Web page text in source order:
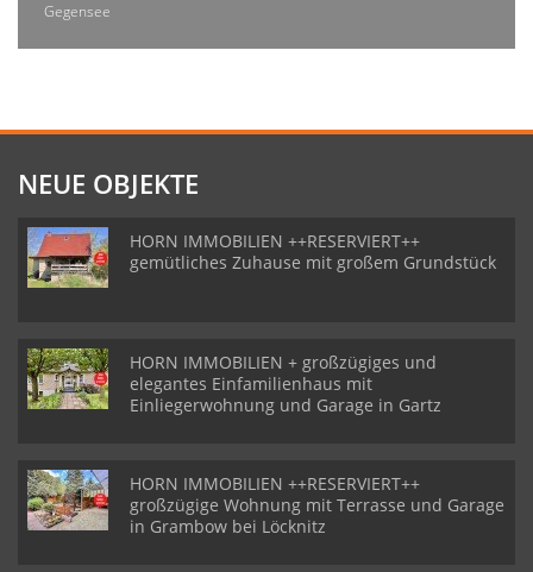
Gegensee
NEUE OBJEKTE
HORN IMMOBILIEN ++RESERVIERT++
gemütliches Zuhause mit großem Grundstück
HORN IMMOBILIEN + großzügiges und
elegantes Einfamilienhaus mit
Einliegerwohnung und Garage in Gartz
HORN IMMOBILIEN ++RESERVIERT++
großzügige Wohnung mit Terrasse und Garage
in Grambow bei Löcknitz